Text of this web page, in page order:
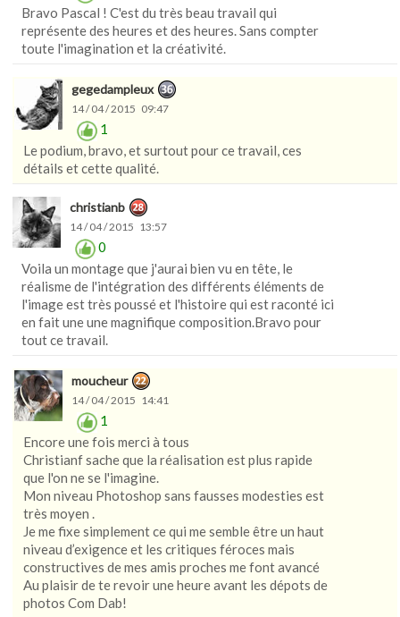
Bravo Pascal ! C'est du très beau travail qui
représente des heures et des heures. Sans compter
toute l'imagination et la créativité.
gegedampleux
14 / 04 / 2015 09:47
1
Le podium, bravo, et surtout pour ce travail, ces
détails et cette qualité.
christianb
14 / 04 / 2015 13:57
0
Voila un montage que j'aurai bien vu en tête, le
réalisme de l'intégration des différents éléments de
l'image est très poussé et l'histoire qui est raconté ici
en fait une une magnifique composition.Bravo pour
tout ce travail.
moucheur
14 / 04 / 2015 14:41
1
Encore une fois merci à tous
Christianf sache que la réalisation est plus rapide
que l'on ne se l'imagine.
Mon niveau Photoshop sans fausses modesties est
très moyen .
Je me fixe simplement ce qui me semble être un haut
niveau d’exigence et les critiques féroces mais
constructives de mes amis proches me font avancé
Au plaisir de te revoir une heure avant les dépots de
photos Com Dab!